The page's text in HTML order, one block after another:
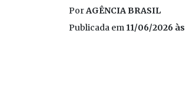
PorAGÊNCIA BRASIL
Publicada em 11/06/2026 às